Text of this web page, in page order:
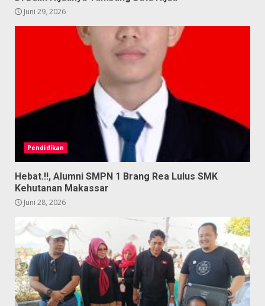
Juni 29, 2026
Pendidikan
Hebat.!!, Alumni SMPN 1 Brang Rea Lulus SMK
Kehutanan Makassar
Juni 28, 2026